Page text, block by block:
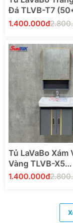
Thêm Vào Giỏ
Đá TLVB-T7
1.400.000đ
Tủ LaVaBo Xám
Vàng TLVB-X5
(50*36cm)
1.400.000đ